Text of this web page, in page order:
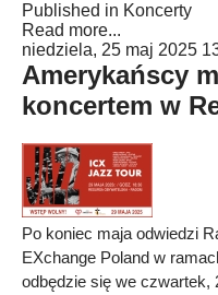
Published in Koncerty
Read more...
niedziela, 25 maj 2025
Amerykańscy
koncertem w
Po koniec maja odwiedzi
EXchange Poland w
odbędzie się we czwartek,